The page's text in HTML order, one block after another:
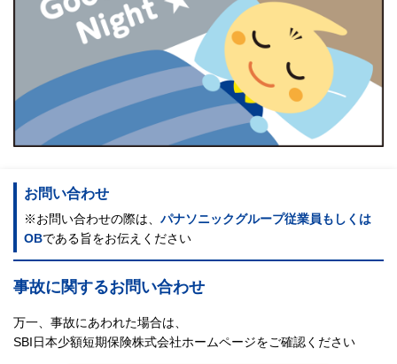
お問い合わせ
※お問い合わせの際は、 パナソニックグループ従業員もしくは
OBである旨をお伝えください
事故に関するお問い合わせ
万一、事故にあわれた場合は、
SBI日本少額短期保険株式会社ホームページをご確認ください